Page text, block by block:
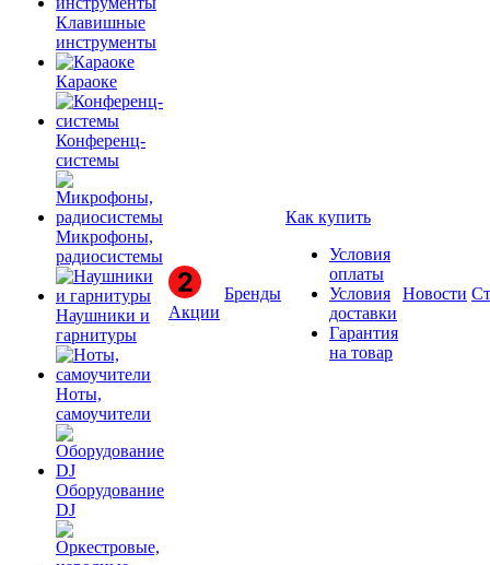
Клавишные
инструменты
Караоке
Конференц-
системы
Микрофоны,
радиосистемы
Наушники и
гарнитуры
Ноты,
самоучители
Оборудование
DJ
Акции
Бренды
Как купить
Условия
оплаты
Условия
доставки
Гарантия
на товар
Новости